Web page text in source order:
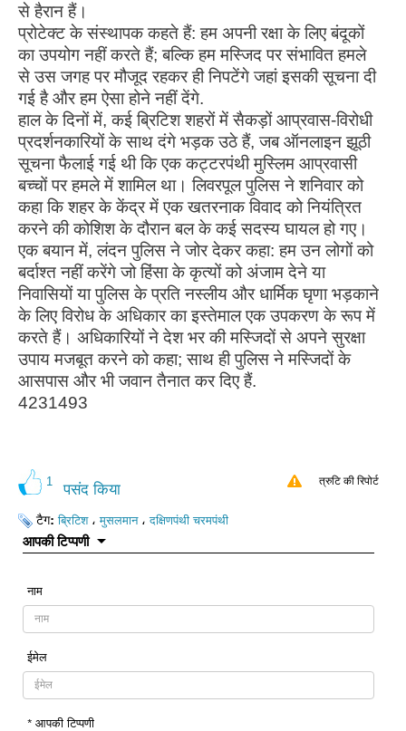
से हैरान हैं।
प्रोटेक्ट के संस्थापक कहते हैं: हम अपनी रक्षा के लिए बंदूकों
का उपयोग नहीं करते हैं; बल्कि हम मस्जिद पर संभावित हमले
से उस जगह पर मौजूद रहकर ही निपटेंगे जहां इसकी सूचना दी
गई है और हम ऐसा होने नहीं देंगे.
हाल के दिनों में, कई ब्रिटिश शहरों में सैकड़ों आप्रवास-विरोधी
प्रदर्शनकारियों के साथ दंगे भड़क उठे हैं, जब ऑनलाइन झूठी
सूचना फैलाई गई थी कि एक कट्टरपंथी मुस्लिम आप्रवासी
बच्चों पर हमले में शामिल था। लिवरपूल पुलिस ने शनिवार को
कहा कि शहर के केंद्र में एक खतरनाक विवाद को नियंत्रित
करने की कोशिश के दौरान बल के कई सदस्य घायल हो गए।
एक बयान में, लंदन पुलिस ने जोर देकर कहा: हम उन लोगों को
बर्दाश्त नहीं करेंगे जो हिंसा के कृत्यों को अंजाम देने या
निवासियों या पुलिस के प्रति नस्लीय और धार्मिक घृणा भड़काने
के लिए विरोध के अधिकार का इस्तेमाल एक उपकरण के रूप में
करते हैं। अधिकारियों ने देश भर की मस्जिदों से अपने सुरक्षा
उपाय मजबूत करने को कहा; साथ ही पुलिस ने मस्जिदों के
आसपास और भी जवान तैनात कर दिए हैं.
4231493
1 पसंद किया त्रुटि की रिपोर्ट
टैग:ब्रिटिश،मुसलमान،दक्षिणपंथी चरमपंथी
आपकी टिप्पणी
नाम
ईमेल
* आपकी टिप्पणी